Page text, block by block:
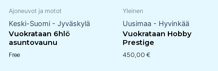
Ajoneuvot ja motot
Keski-Suomi - Jyväskylä
Vuokrataan 6hlö
asuntovaunu
Free
Yleinen
Uusimaa - Hyvinkää
Vuokrataan Hobby
Prestige
450,00 €